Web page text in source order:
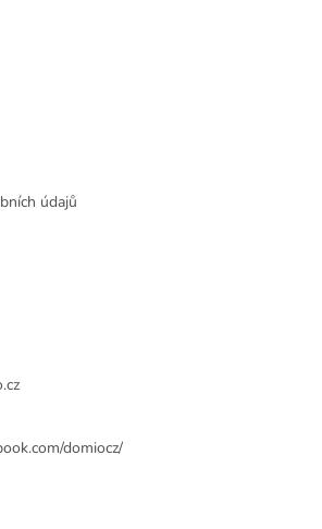
údajů
domiocz/